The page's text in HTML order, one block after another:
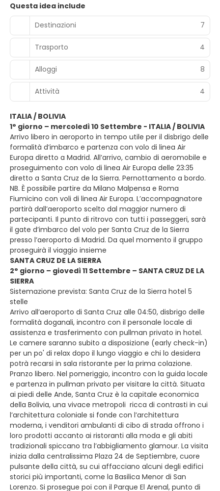
Questa idea include
Destinazioni
7
Trasporto 4
Alloggi 8
Attività 4
ITALIA / BOLIVIA
1° giorno – mercoledì 10 Settembre - ITALIA / BOLIVIA
Arrivo libero in aeroporto in tempo utile per il disbrigo delle
formalità d’imbarco e partenza con volo di linea Air
Europa diretto a Madrid. All’arrivo, cambio di aeromobile e
proseguimento con volo di linea Air Europa delle 23:35
diretto a Santa Cruz de la Sierra. Pernottamento a bordo.
NB. È possibile partire da Milano Malpensa e Roma
Fiumicino con voli di linea Air Europa. L’accompagnatore
partirà dall’aeroporto scelto dal maggior numero di
partecipanti. Il punto di ritrovo con tutti i passeggeri, sarà
il gate d’imbarco del volo per Santa Cruz de la Sierra
presso l’aeroporto di Madrid. Da quel momento il gruppo
proseguirà il viaggio insieme
SANTA CRUZ DE LA SIERRA
2° giorno – giovedì 11 Settembre – SANTA CRUZ DE LA
SIERRA
Sistemazione prevista: Santa Cruz de la Sierra hotel 5
stelle
Arrivo all’aeroporto di Santa Cruz alle 04:50, disbrigo delle
formalità doganali, incontro con il personale locale di
assistenza e trasferimento con pullman privato in hotel.
Le camere saranno subito a disposizione (early check-in)
per un po' di relax dopo il lungo viaggio e chi lo desidera
potrà recarsi in sala ristorante per la prima colazione.
Pranzo libero. Nel pomeriggio, incontro con la guida locale
e partenza in pullman privato per visitare la città. Situata
ai piedi delle Ande, Santa Cruz è la capitale economica
della Bolivia, una vivace metropoli ricca di contrasti in cui
l’architettura coloniale si fonde con l’architettura
moderna, i venditori ambulanti di cibo di strada offrono i
loro prodotti accanto ai ristoranti alla moda e gli abiti
tradizionali spiccano tra l’abbigliamento glamour. La visita
inizia dalla centralissima Plaza 24 de Septiembre, cuore
pulsante della città, su cui affacciano alcuni degli edifici
storici più importanti, come la Basilica Menor di San
Lorenzo. Si prosegue poi con il Parque El Arenal, punto di